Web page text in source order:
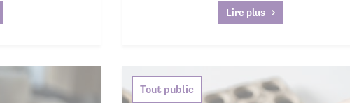
Lire plus
Tout public